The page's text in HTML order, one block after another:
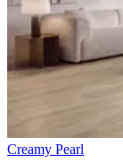
Creamy Pearl